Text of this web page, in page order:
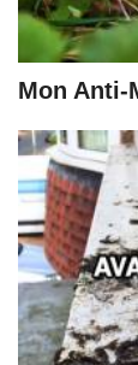
Mon Anti-